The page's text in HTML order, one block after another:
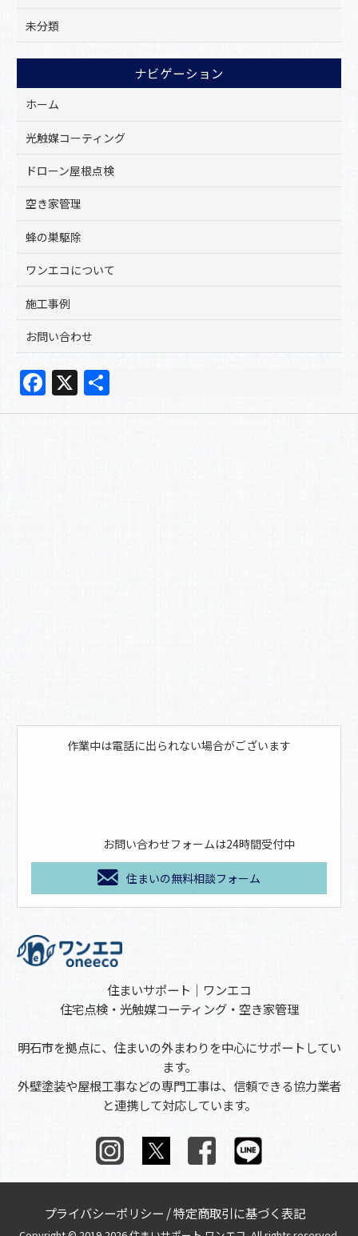
未分類
ナビゲーション
ホーム
光触媒コーティング
ドローン屋根点検
空き家管理
蜂の巣駆除
ワンエコについて
施工事例
お問い合わせ
F
a
X
有
作業中は電話に出られない場合がございます
お問い合わせフォームは24時間受付中
住まいの無料相談フォーム
住まいサポート｜ワンエコ
住宅点検・光触媒コーティング・空き家管理
明石市を拠点に、住まいの外まわりを中心にサポートしてい
ます。
外壁塗装や屋根工事などの専門工事は、信頼できる協力業者
と連携して対応しています。
プライバシーポリシー /特定商取引に基づく表記